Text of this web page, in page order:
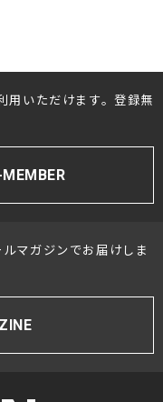
用いただけます。登録無
マガジンでお届けしま